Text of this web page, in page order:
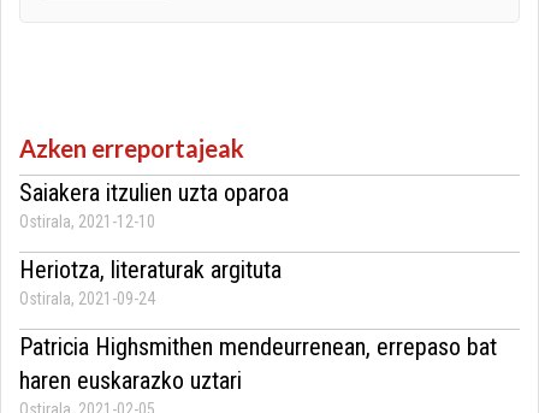
Azken erreportajeak
Saiakera itzulien uzta oparoa
Ostirala, 2021-12-10
Heriotza, literaturak argituta
Ostirala, 2021-09-24
Patricia Highsmithen mendeurrenean, errepaso bat
haren euskarazko uztari